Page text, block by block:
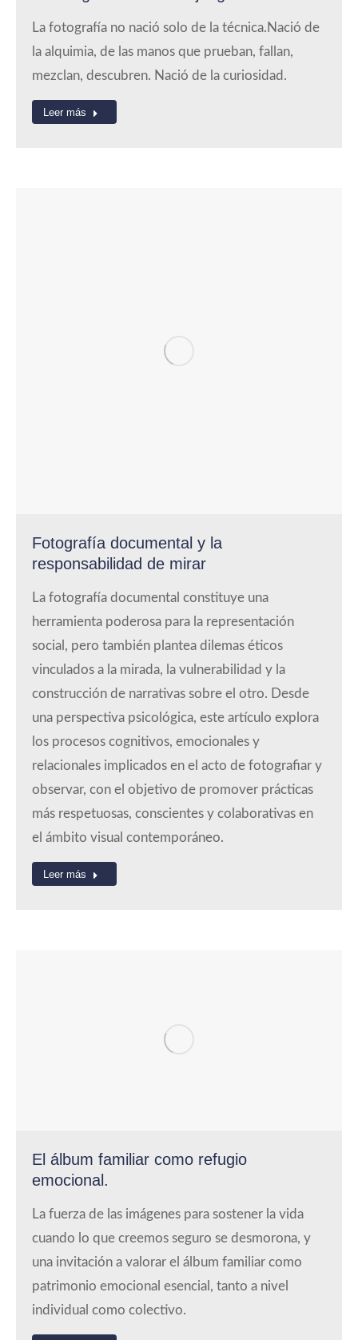
La fotografía no nació solo de la técnica.Nació de
la alquimia, de las manos que prueban, fallan,
mezclan, descubren. Nació de la curiosidad.
Leer más
Fotografía documental y la
responsabilidad de mirar
La fotografía documental constituye una
herramienta poderosa para la representación
social, pero también plantea dilemas éticos
vinculados a la mirada, la vulnerabilidad y la
construcción de narrativas sobre el otro. Desde
una perspectiva psicológica, este artículo explora
los procesos cognitivos, emocionales y
relacionales implicados en el acto de fotografiar y
observar, con el objetivo de promover prácticas
más respetuosas, conscientes y colaborativas en
el ámbito visual contemporáneo.
Leer más
El álbum familiar como refugio
emocional.
La fuerza de las imágenes para sostener la vida
cuando lo que creemos seguro se desmorona, y
una invitación a valorar el álbum familiar como
patrimonio emocional esencial, tanto a nivel
individual como colectivo.